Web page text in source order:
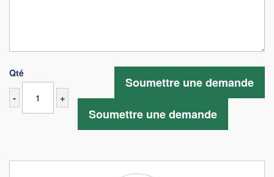
Qté
- +
Soumettre une demande
Soumettre une demande